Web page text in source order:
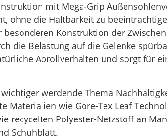
mit Mega-Grip
ohne die Haltbarkeit zu
Konstruktion der
die Belastung auf die Gelenke
Abrollverhalten und sorgt für
werdende Thema
Materialien wie Gore-Tex Leaf
recycelten Polyester-Netzstoff an
Schuhblatt.